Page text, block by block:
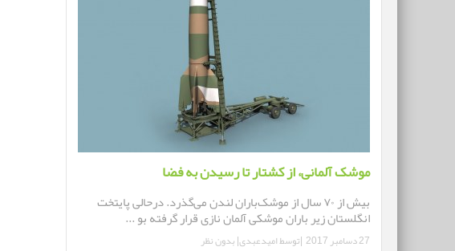
موشک آلمانی، از کشتار تا رسیدن به فضا
بیش از ۷۰ سال از موشک‌باران لندن می‌گذرد. درحالی پایتخت
انگلستان زیر باران موشکی آلمان نازی قرار گرفته بو ...
27 دسامبر 2017 |توسطامیدعبدی|بدون نظر